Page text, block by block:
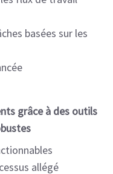
basées sur les
grâce à des outils
allégé